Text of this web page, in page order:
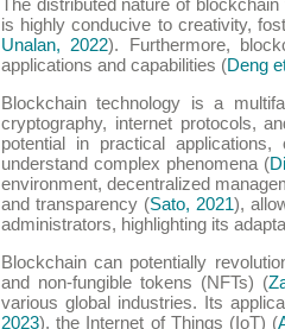
The distributed nature of
is highly conducive to creativity,
Unalan, 2022). Furthermore,
applications and capabilities (Deng
Blockchain technology is a
cryptography, internet protocols,
potential in practical
understand complex phenomena (
environment, decentralized
and transparency (Sato, 2021),
administrators, highlighting its
Blockchain can potentially
and non-fungible tokens (NFTs) (
various global industries. Its
2023), the Internet of Things (IoT) (